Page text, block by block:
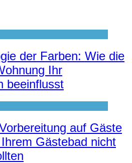
der Farben: Wie die
Ihr
beeinflusst
auf Gäste
Gästebad nicht